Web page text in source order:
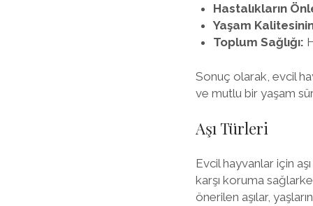
Hastalıkların
Yaşam
Toplum Sağlığı:
Sonuç olarak, evcil
ve mutlu bir yaşam
Aşı Türleri
Evcil hayvanlar için
karşı koruma
önerilen aşılar,